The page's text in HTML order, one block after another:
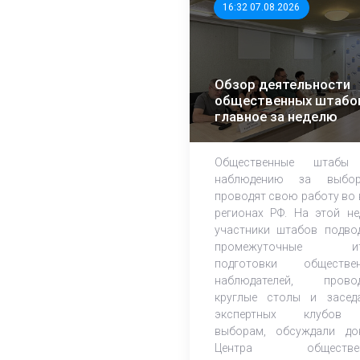
16:32 07.08.2026
Обзор деятельности
общественных
главное за неделю
Общественные
наблюдению за
проводят свою работу во
регионах РФ. На этой
участники штабов
промежуточные
подготовки
наблюдателей,
круглые столы и
экспертных
выборам, обсуждали
Центра